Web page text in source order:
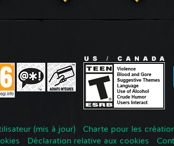
(mis à jour) Charte pour les
Déclaration relative aux cookies